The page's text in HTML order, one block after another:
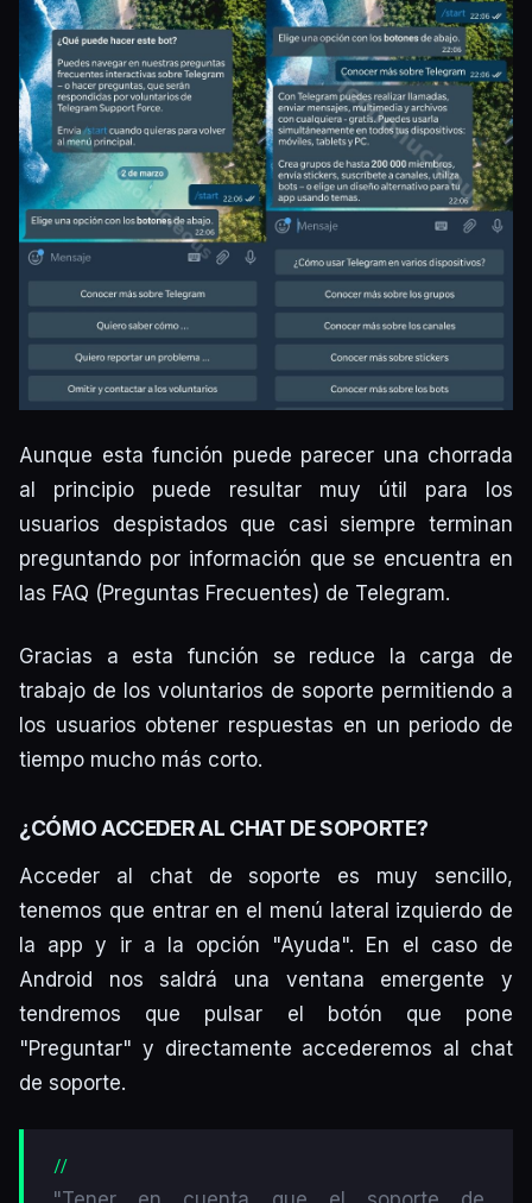
Aunque esta función puede parecer una chorrada
al principio puede resultar muy útil para los
usuarios despistados que casi siempre terminan
preguntando por información que se encuentra en
las FAQ (Preguntas Frecuentes) de Telegram.
Gracias a esta función se reduce la carga de
trabajo de los voluntarios de soporte permitiendo a
los usuarios obtener respuestas en un periodo de
tiempo mucho más corto.
¿CÓMO ACCEDER AL CHAT DE SOPORTE?
Acceder al chat de soporte es muy sencillo,
tenemos que entrar en el menú lateral izquierdo de
la app y ir a la opción "Ayuda". En el caso de
Android nos saldrá una ventana emergente y
tendremos que pulsar el botón que pone
"Preguntar" y directamente accederemos al chat
de soporte.